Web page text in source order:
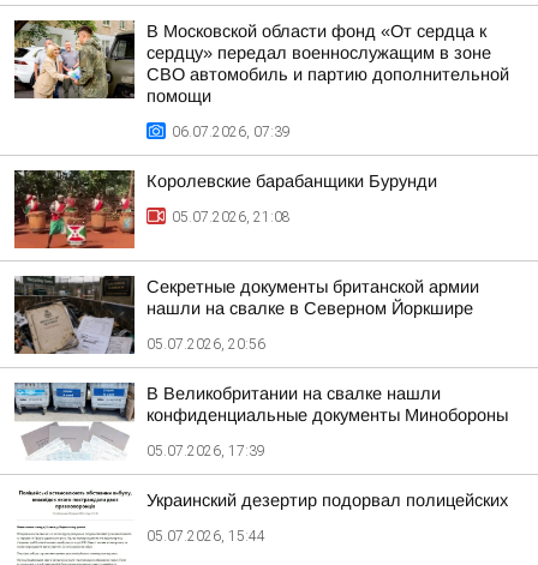
В Московской области фонд «От сердца к
сердцу» передал военнослужащим в зоне
СВО автомобиль и партию дополнительной
помощи
06.07.2026, 07:39
Королевские барабанщики Бурунди
05.07.2026, 21:08
Секретные документы британской армии
нашли на свалке в Северном Йоркшире
05.07.2026, 20:56
В Великобритании на свалке нашли
конфиденциальные документы Минобороны
05.07.2026, 17:39
Украинский дезертир подорвал полицейских
05.07.2026, 15:44